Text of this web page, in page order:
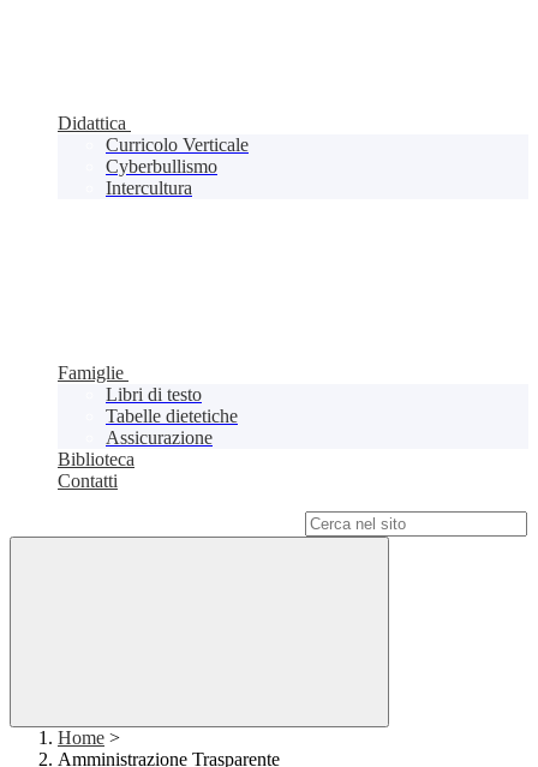
Didattica
Curricolo Verticale
Cyberbullismo
Intercultura
Famiglie
Libri di testo
Tabelle dietetiche
Assicurazione
Biblioteca
Contatti
Home >
Amministrazione Trasparente